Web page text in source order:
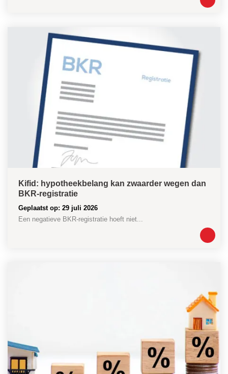
Kifid: hypotheekbelang kan zwaarder wegen dan
BKR-registratie
Geplaatst op: 29 juli 2026
Een negatieve BKR-registratie hoeft niet...